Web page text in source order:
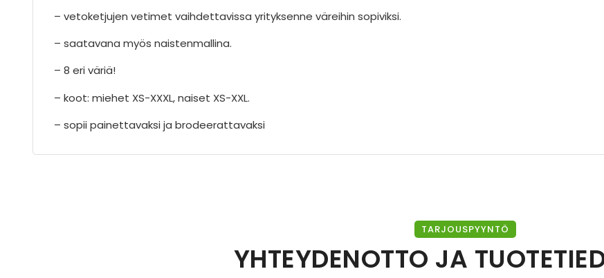
– vetoketjujen vetimet vaihdettavissa yrityksenne väreihin sopiviksi.
– saatavana myös naistenmallina.
– 8 eri väriä!
– koot: miehet XS-XXXL, naiset XS-XXL.
– sopii painettavaksi ja brodeerattavaksi
TARJOUSPYYNTÖ
YHTEYDENOTTO JA